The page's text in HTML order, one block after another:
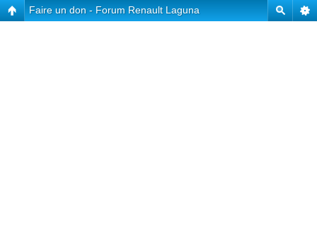
Faire un don - Forum Renault Laguna